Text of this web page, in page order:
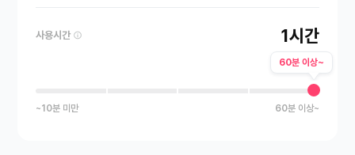
사용시간 1시간
60분 이상~
~10분 미만 60분 이상~